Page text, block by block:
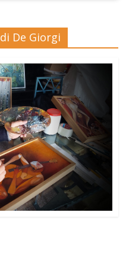
De Giorgi